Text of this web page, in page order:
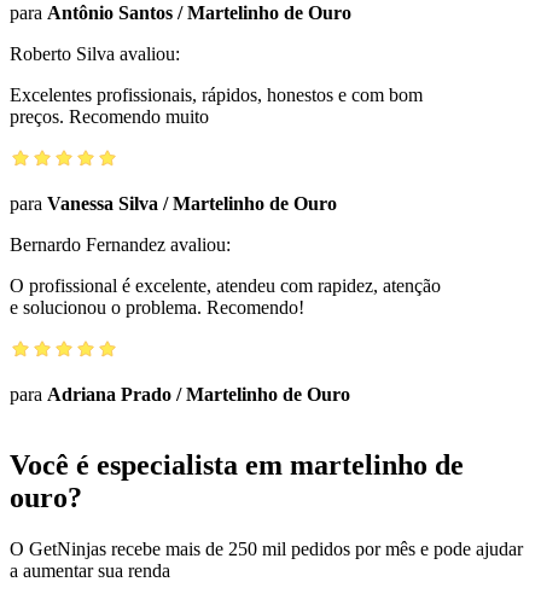
para Antônio Santos /Martelinho de Ouro
Roberto Silva avaliou:
Excelentes profissionais, rápidos, honestos e com bom
preços. Recomendo muito
para Vanessa Silva /Martelinho de Ouro
Bernardo Fernandez avaliou:
O profissional é excelente, atendeu com rapidez, atenção
e solucionou o problema. Recomendo!
para Adriana Prado /Martelinho de Ouro
Você é especialista em martelinho de
ouro?
O GetNinjas recebe mais de 250 mil pedidos por mês e pode ajudar
a aumentar sua renda